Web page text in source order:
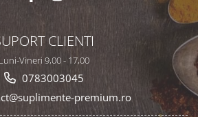
CLIENTI
Luni-Vineri 9,00 - 17,00
0783003045
premium.ro